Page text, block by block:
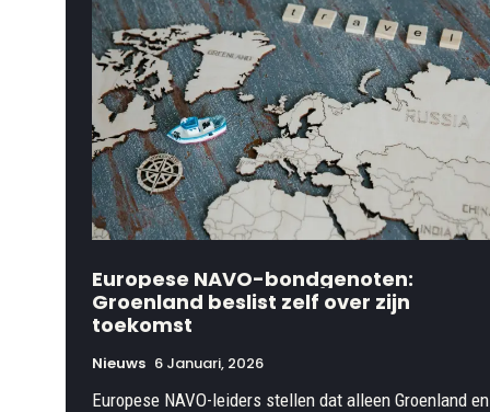
Europese NAVO-bondgenoten:
Groenland beslist zelf over zijn
toekomst
Nieuws 6 Januari, 2026
Europese NAVO-leiders stellen dat alleen Groenland en